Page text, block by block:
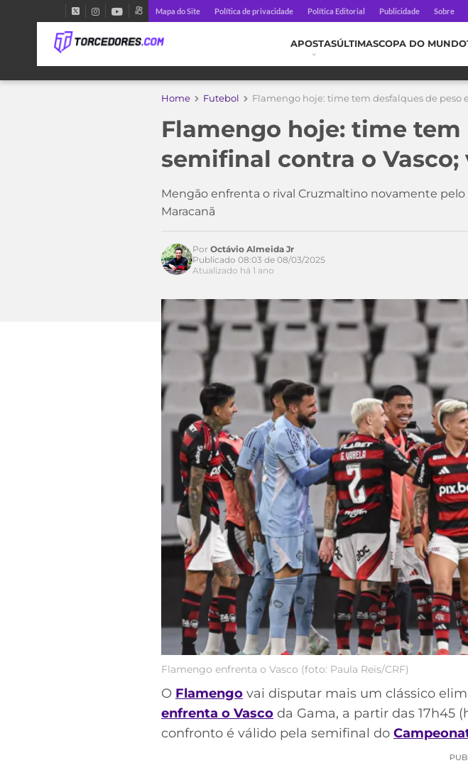
Mapa do Site Política de privacidade Política Editorial Publicidade Sobre
APOSTASÚLTIMASCOPA DO MUNDO
Home Futebol Flamengo hoje: time tem desfalques de peso
Flamengo hoje: time
semifinal contra o Vasco;
Mengão enfrenta o rival Cruzmaltino novamente
Maracanã
Acesse o perfil do autor
Por Octávio Almeida Jr
Publicado 08:03 de 08/03/2025
Atualizado há 1 ano
Flamengo enfrenta o Vasco (foto: Paula Reis/CRF)
O Flamengo vai disputar mais um clássico
enfrenta o Vasco da Gama, a partir das 17h45
confronto é válido pela semifinal do